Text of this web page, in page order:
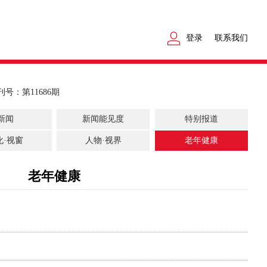
登录 联系我们
号：第11686期
闻 新闻能见度 特别报道
·视窗 人物·视界 老年健康
老年健康